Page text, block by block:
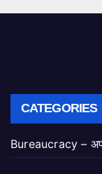
CATEGORIES
Bureaucracy –